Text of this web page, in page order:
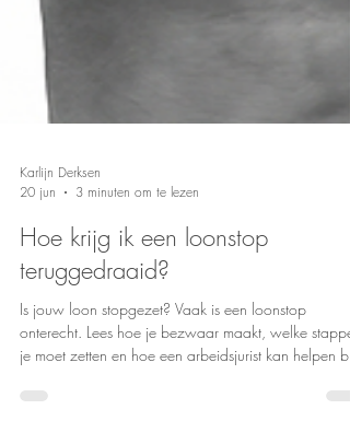
Karlijn Derksen
20 jun
3 minuten om te lezen
Hoe krijg ik een loonstop
teruggedraaid?
Is jouw loon stopgezet? Vaak is een loonstop
onterecht. Lees hoe je bezwaar maakt, welke